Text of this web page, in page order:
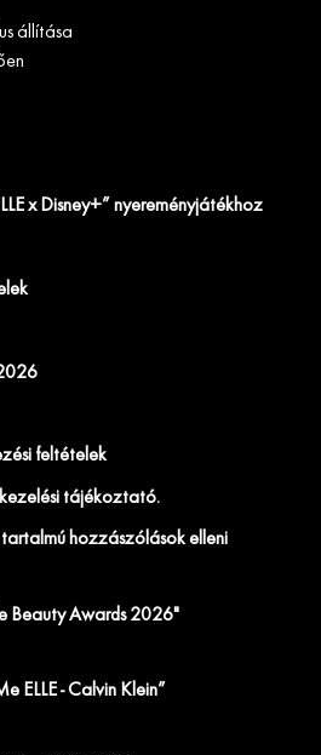
állítása
x Disney+” nyereményjátékhoz
feltételek
tájékoztató.
hozzászólások elleni
Beauty Awards 2026"
ELLE - Calvin Klein”